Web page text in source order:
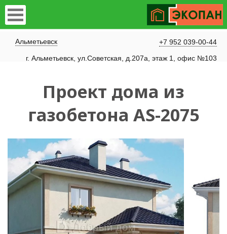
Альметьевск
+7 952 039-00-44
г. Альметьевск, ул.Советская, д.207а, этаж 1, офис №103
Проект дома из
газобетона AS-2075